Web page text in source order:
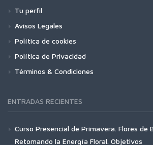
Tu perfil
Avisos Legales
Política de cookies
Política de Privacidad
Términos & Condiciones
ENTRADAS RECIENTES
Curso Presencial de Primavera. Flores de
Retomando la Energía Floral. Objetivos